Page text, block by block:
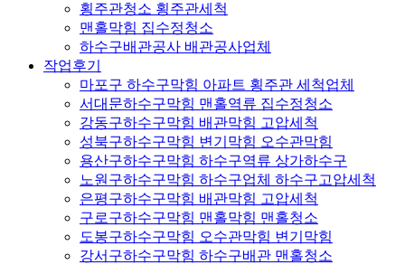
횡주관청소 횡주관세척
맨홀막힘 집수정청소
하수구배관공사 배관공사업체
작업후기
마포구 하수구막힘 아파트 횡주관 세척업체
서대문하수구막힘 맨홀역류 집수정청소
강동구하수구막힘 배관막힘 고압세척
성북구하수구막힘 변기막힘 오수관막힘
용산구하수구막힘 하수구역류 상가하수구
노원구하수구막힘 하수구업체 하수구고압세척
은평구하수구막힘 배관막힘 고압세척
구로구하수구막힘 맨홀막힘 맨홀청소
도봉구하수구막힘 오수관막힘 변기막힘
강서구하수구막힘 하수구배관 맨홀청소